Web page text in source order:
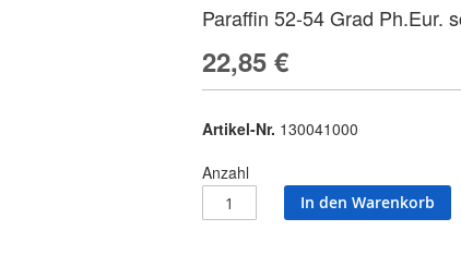
Paraffin 52-54 Grad Ph.Eur.
22,85 €
Artikel-Nr. 130041000
Anzahl
In den Warenkorb